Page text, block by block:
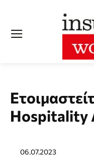
Hospitality
06.07.2023